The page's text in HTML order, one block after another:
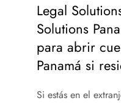
Legal
Solutions
para abrir
Panamá si
Si estás en el